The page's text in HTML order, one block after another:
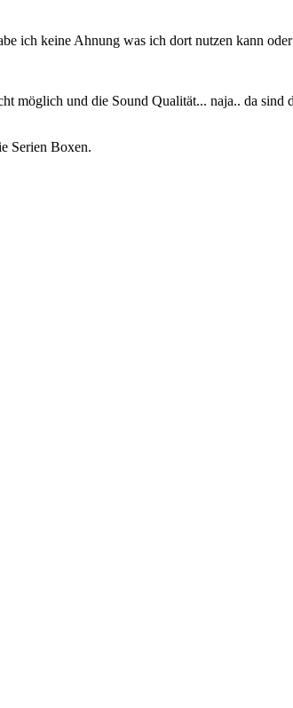
ich keine Ahnung was ich dort nutzen kann
möglich und die Sound Qualität... naja.. da sind
Serien Boxen.